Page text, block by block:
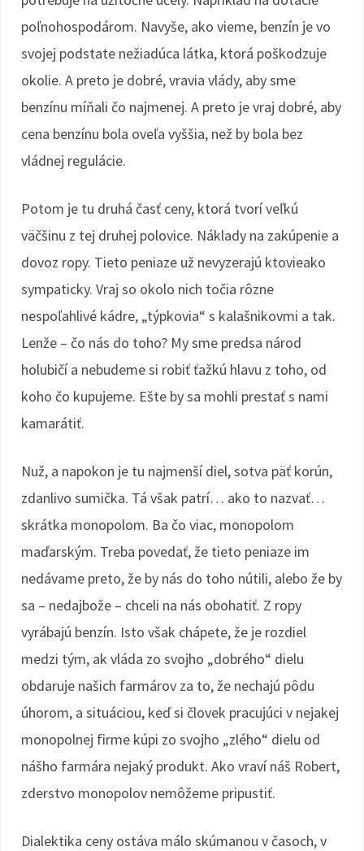
poľnohospodárom. Navyše, ako vieme, benzín je vo
svojej podstate nežiadúca látka, ktorá poškodzuje
okolie. A preto je dobré, vravia vlády, aby sme
benzínu míňali čo najmenej. A preto je vraj dobré, aby
cena benzínu bola oveľa vyššia, než by bola bez
vládnej regulácie.
Potom je tu druhá časť ceny, ktorá tvorí veľkú
väčšinu z tej druhej polovice. Náklady na zakúpenie a
dovoz ropy. Tieto peniaze už nevyzerajú ktovieako
sympaticky. Vraj so okolo nich točia rôzne
nespoľahlivé kádre, „týpkovia“ s kalašnikovmi a tak.
Lenže – čo nás do toho? My sme predsa národ
holubičí a nebudeme si robiť ťažkú hlavu z toho, od
koho čo kupujeme. Ešte by sa mohli prestať s nami
kamarátiť.
Nuž, a napokon je tu najmenší diel, sotva päť korún,
zdanlivo sumička. Tá však patrí… ako to nazvať…
skrátka monopolom. Ba čo viac, monopolom
maďarským. Treba povedať, že tieto peniaze im
nedávame preto, že by nás do toho nútili, alebo že by
sa – nedajbože – chceli na nás obohatiť. Z ropy
vyrábajú benzín. Isto však chápete, že je rozdiel
medzi tým, ak vláda zo svojho „dobrého“ dielu
obdaruje našich farmárov za to, že nechajú pôdu
úhorom, a situáciou, keď si človek pracujúci v nejakej
monopolnej firme kúpi zo svojho „zlého“ dielu od
nášho farmára nejaký produkt. Ako vraví náš Robert,
zderstvo monopolov nemôžeme pripustiť.
Dialektika ceny ostáva málo skúmanou v časoch, v